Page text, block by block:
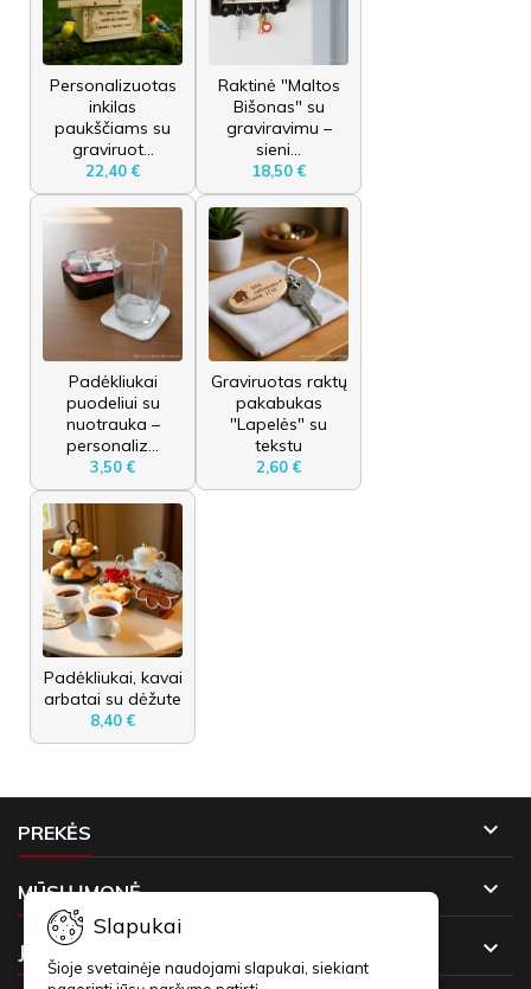
Personalizuotas
inkilas
paukščiams su
graviruot...
22,40 €
Raktinė "Maltos
Bišonas" su
graviravimu –
sieni...
18,50 €
Padėkliukai
puodeliui su
nuotrauka –
personaliz...
3,50 €
Graviruotas raktų
pakabukas
"Lapelės" su
tekstu
2,60 €
Padėkliukai, kavai
arbatai su dėžute
8,40 €
PREKĖS 
MŪSŲ ĮMONĖ 
JŪSŲ PASKYRA 
Slapukai
Šioje svetainėje naudojami slapukai, siekiant